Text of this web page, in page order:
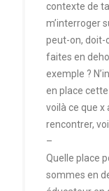
contexte de
m’interroger
peut-on, doit-
faites en
exemple ?
en place
voilà ce que x
rencontrer,
–
Quelle place
sommes en